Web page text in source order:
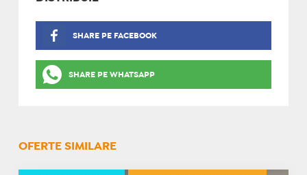
SHARE PE FACEBOOK
SHARE PE WHATSAPP
OFERTE SIMILARE